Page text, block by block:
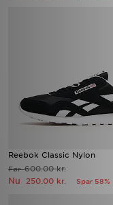
Reebok Classic Nylon
Før600.00 kr.
Nu 250.00 kr. Spar 58%